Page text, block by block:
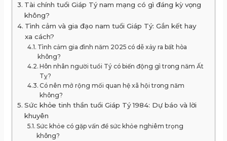
Tài chính tuổi Giáp Tý nam mạng có gì đáng kỳ vọng
không?
Tình cảm và gia đạo nam tuổi Giáp Tý: Gắn kết hay
xa cách?
Tình cảm gia đình năm 2025 có dễ xảy ra bất hòa
không?
Hôn nhân người tuổi Tý có biến động gì trong năm Ất
Tỵ?
Có nên mở rộng mối quan hệ xã hội trong năm
không?
Sức khỏe tinh thần tuổi Giáp Tý 1984: Dự báo và lời
khuyên
Sức khỏe có gặp vấn đề sức khỏe nghiêm trọng
không?